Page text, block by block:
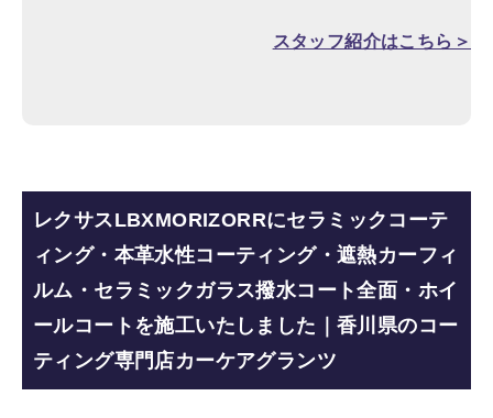
スタッフ紹介はこちら＞
レクサスLBXMORIZORRにセラミックコーテ
ィング・本革水性コーティング・遮熱カーフィ
ルム・セラミックガラス撥水コート全面・ホイ
ールコートを施工いたしました｜香川県のコー
ティング専門店カーケアグランツ